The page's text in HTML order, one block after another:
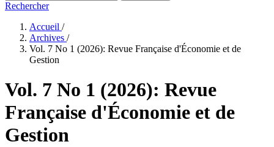
Rechercher
Accueil /
Archives /
Vol. 7 No 1 (2026): Revue Française d'Économie et de
Gestion
Vol. 7 No 1 (2026): Revue
Française d'Économie et de
Gestion